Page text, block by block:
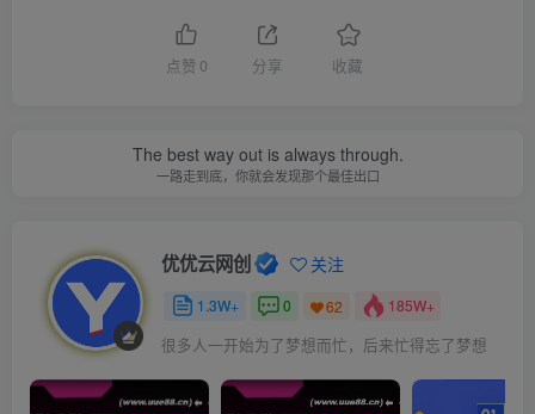
点赞 0 分享 收藏
The best way out is always through.
一路走到底，你就会发现那个最佳出口
优优云网创 关注
1.3W+ 0 62 185W+
很多人一开始为了梦想而忙，后来忙得忘了梦想